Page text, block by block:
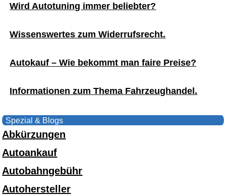
Wird Autotuning immer beliebter?
Wissenswertes zum Widerrufsrecht.
Autokauf – Wie bekommt man faire Preise?
Informationen zum Thema Fahrzeughandel.
Spezial & Blogs
Abkürzungen
Autoankauf
Autobahngebühr
Autohersteller